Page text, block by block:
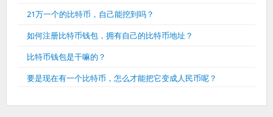
21万一个的比特币，自己能挖到吗？
如何注册比特币钱包，拥有自己的比特币地址？
比特币钱包是干嘛的？
要是现在有一个比特币，怎么才能把它变成人民币呢？